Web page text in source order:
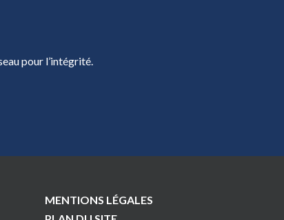
pour l’intégrité.
MENTIONS LÉGALES